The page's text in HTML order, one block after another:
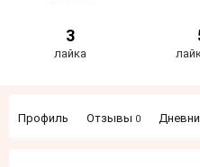
3
лайка
Профиль Отзывы 0